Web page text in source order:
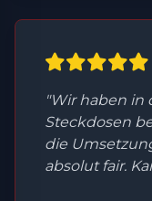
"Wir haben in
Steckdosen
die
absolut fair.